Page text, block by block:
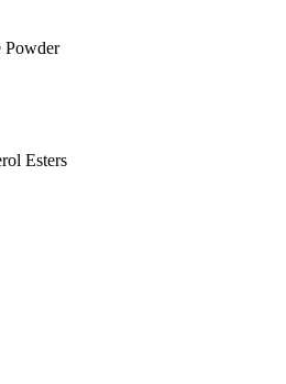
Powder
Esters